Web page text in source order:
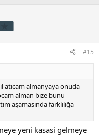
#15
atıcam almanyaya onuda
alman bize bunu
aşamasında farklılığa
yeni kasasi gelmeye